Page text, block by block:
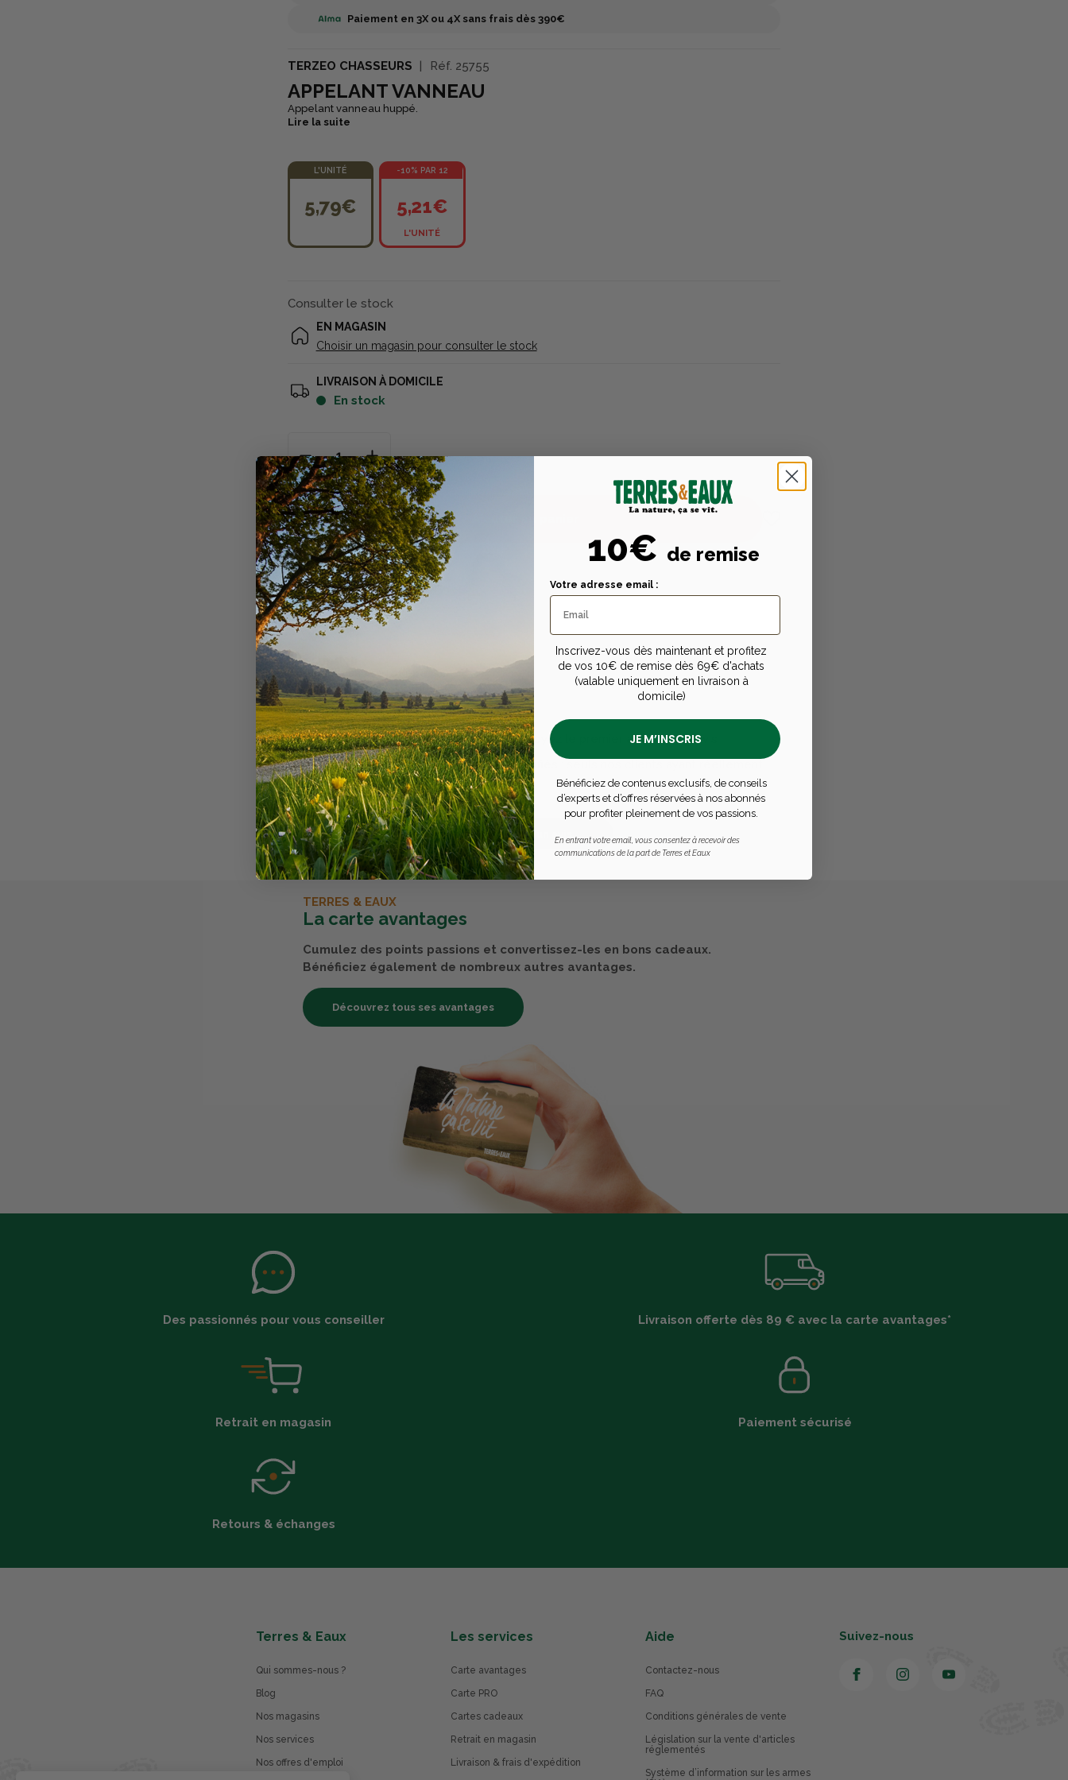
Paiement en 3X ou 4X sans frais dès 390€
TERZEO CHASSEURS Réf. 25755
APPELANT VANNEAU
Appelant vanneau huppé.
Lire la suite
L'UNITÉ
5,79€
-10% PAR 12
5,21€
L'UNITÉ
Consulter le stock
EN MAGASIN
Choisir un magasin pour consulter le stock
LIVRAISON À DOMICILE
en stock
Description Caractéristiques techniques
Description
Appelant vanneau huppé.
Caractéristiques techniques
Appelant en plastique. Sur pied.
Avis clients
Il n'y a pas encore d'avis pour ce produit - Soyez le premier à rédiger un avis
Chez Terres & Eaux, les avis sont 100% certifiés : seuls nos clients ayant réellement
acheté nos produits peuvent laisser un avis
Publier un avis
TERRES & EAUX
La carte avantages
Cumulez des points passions et convertissez-les en bons cadeaux.
Bénéficiez également de nombreux autres avantages.
Découvrez tous ses avantages
Des passionnés pour vous conseiller Livraison offerte dès 89 € avec la carte avantages*
Retrait en magasin Paiement sécurisé
Retours & échanges
Terres & Eaux
Qui sommes-nous ?
Blog
Nos magasins
Nos services
Nos offres d'emploi
Les services
Carte avantages
Carte PRO
Cartes cadeaux
Retrait en magasin
Livraison & frais d'expédition
Aide
Contactez-nous
FAQ
Conditions générales de vente
Législation sur la vente d'articles
réglementés
Système d’information sur les armes
Suivez-nous
10€ de remise
Votre adresse email :
Inscrivez-vous dès maintenant et profitez
de vos 10€ de remise dès 69€ d'achats
(valable uniquement en livraison à
domicile)
JE M’INSCRIS
Bénéficiez de contenus exclusifs, de conseils
d’experts et d’offres réservées à nos abonnés
pour profiter pleinement de vos passions.
En entrant votre email, vous consentez à recevoir des
communications de la part de Terres et Eaux